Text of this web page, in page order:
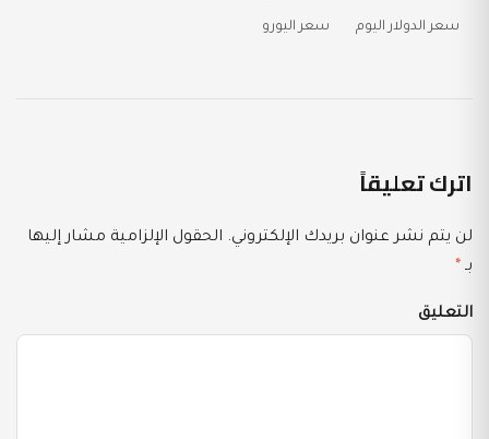
سعر الدولار اليوم سعر اليورو
اترك تعليقاً
لن يتم نشر عنوان بريدك الإلكتروني. الحقول الإلزامية مشار إليها
بـ *
التعليق